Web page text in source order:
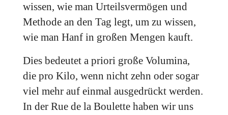
wissen, wie man Urteilsvermögen und
Methode an den Tag legt, um zu wissen,
wie man Hanf in großen Mengen kauft.
Dies bedeutet a priori große Volumina,
die pro Kilo, wenn nicht zehn oder sogar
viel mehr auf einmal ausgedrückt werden.
In der Rue de la Boulette haben wir uns